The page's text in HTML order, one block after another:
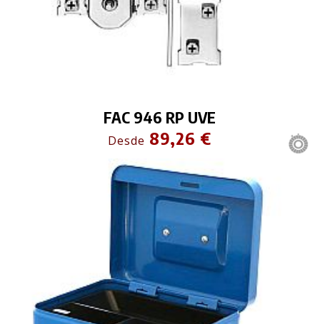
FAC 946 RP UVE
Desde 89,26 €